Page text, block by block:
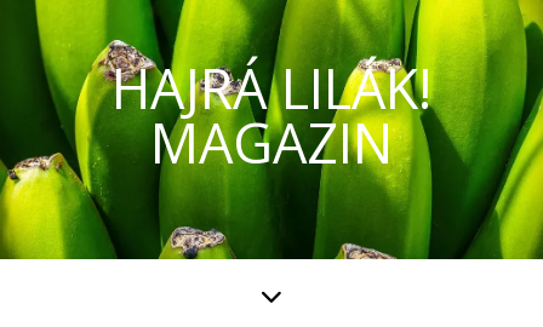
HAJRÁ LILÁK!
MAGAZIN